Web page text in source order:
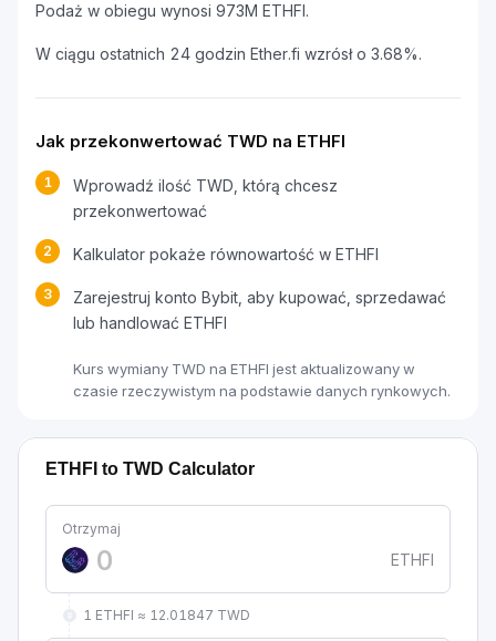
Podaż w obiegu wynosi 973M ETHFI.
W ciągu ostatnich 24 godzin Ether.fi wzrósł o 3.68%.
Jak przekonwertować TWD na ETHFI
1
Wprowadź ilość TWD, którą chcesz
przekonwertować
2 Kalkulator pokaże równowartość w ETHFI
3
Zarejestruj konto Bybit, aby kupować, sprzedawać
lub handlować ETHFI
Kurs wymiany TWD na ETHFI jest aktualizowany w
czasie rzeczywistym na podstawie danych rynkowych.
ETHFI to TWD Calculator
Otrzymaj
ETHFI
1 ETHFI ≈ 12.01847 TWD